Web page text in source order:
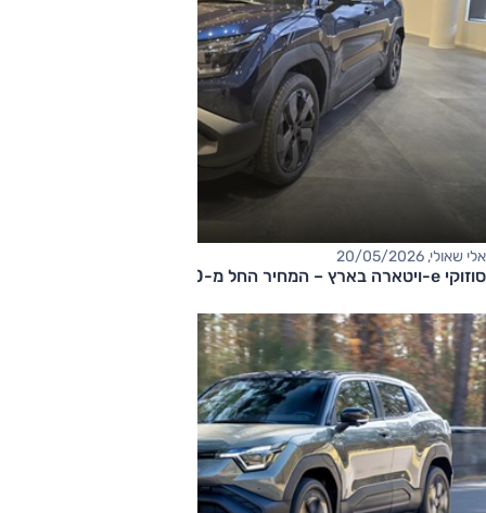
אלי שאולי, 20/05/2026
סוזוקי e-ויטארה בארץ – המחיר החל מ-155,000 שקלים